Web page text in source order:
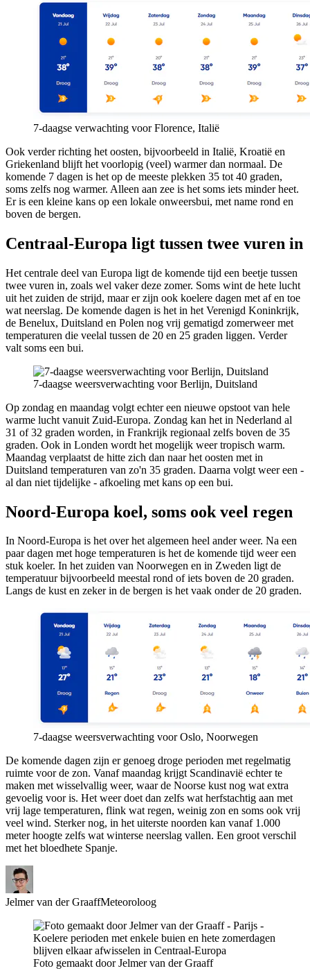
7-daagse verwachting voor Florence, Italië
Ook verder richting het oosten, bijvoorbeeld in Italië, Kroatië en
Griekenland blijft het voorlopig (veel) warmer dan normaal. De
komende 7 dagen is het op de meeste plekken 35 tot 40 graden,
soms zelfs nog warmer. Alleen aan zee is het soms iets minder heet.
Er is een kleine kans op een lokale onweersbui, met name rond en
boven de bergen.
Centraal-Europa ligt tussen twee vuren in
Het centrale deel van Europa ligt de komende tijd een beetje tussen
twee vuren in, zoals wel vaker deze zomer. Soms wint de hete lucht
uit het zuiden de strijd, maar er zijn ook koelere dagen met af en toe
wat neerslag. De komende dagen is het in het Verenigd Koninkrijk,
de Benelux, Duitsland en Polen nog vrij gematigd zomerweer met
temperaturen die veelal tussen de 20 en 25 graden liggen. Verder
valt soms een bui.
7-daagse weersverwachting voor Berlijn, Duitsland
Op zondag en maandag volgt echter een nieuwe opstoot van hele
warme lucht vanuit Zuid-Europa. Zondag kan het in Nederland al
31 of 32 graden worden, in Frankrijk regionaal zelfs boven de 35
graden. Ook in Londen wordt het mogelijk weer tropisch warm.
Maandag verplaatst de hitte zich dan naar het oosten met in
Duitsland temperaturen van zo'n 35 graden. Daarna volgt weer een -
al dan niet tijdelijke - afkoeling met kans op een bui.
Noord-Europa koel, soms ook veel regen
In Noord-Europa is het over het algemeen heel ander weer. Na een
paar dagen met hoge temperaturen is het de komende tijd weer een
stuk koeler. In het zuiden van Noorwegen en in Zweden ligt de
temperatuur bijvoorbeeld meestal rond of iets boven de 20 graden.
Langs de kust en zeker in de bergen is het vaak onder de 20 graden.
7-daagse weersverwachting voor Oslo, Noorwegen
De komende dagen zijn er genoeg droge perioden met regelmatig
ruimte voor de zon. Vanaf maandag krijgt Scandinavië echter te
maken met wisselvallig weer, waar de Noorse kust nog wat extra
gevoelig voor is. Het weer doet dan zelfs wat herfstachtig aan met
vrij lage temperaturen, flink wat regen, weinig zon en soms ook vrij
veel wind. Sterker nog, in het uiterste noorden kan vanaf 1.000
meter hoogte zelfs wat winterse neerslag vallen. Een groot verschil
met het bloedhete Spanje.
Jelmer van der GraaffMeteoroloog
Foto gemaakt door Jelmer van der Graaff